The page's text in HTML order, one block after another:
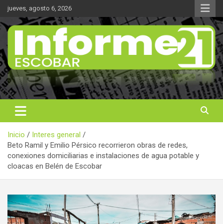
Saltar
contenido
jueves, agosto 6, 2026
Informe 21
Noticas reales
Inicio
Interes general
Beto Ramil y Emilio Pérsico recorrieron obras de redes,
conexiones domiciliarias e instalaciones de agua potable y
cloacas en Belén de Escobar